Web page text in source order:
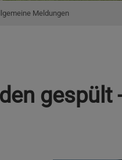
Meldungen
gespült